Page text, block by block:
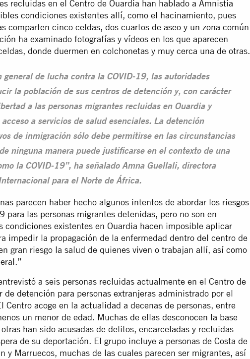
recluidas en el Centro de Ouardia han hablado a Amnistía
condiciones existentes allí, como el hacinamiento, pues
comparten cinco celdas, dos cuartos de aseo y un zona común
ha examinado fotografías y vídeos en los que aparecen
donde duermen en colchonetas y muy cerca una de otras.
general de lucha contra la COVID-19, las autoridades
la población de sus centros de detención y, con carácter
a las personas migrantes recluidas en Ouardia y
a servicios de salud esenciales. La detención
de inmigración sólo debe permitirse en las circunstancias
ninguna manera puede justificarse en el contexto de una
la COVID-19”, ha señalado Amna Guellali, directora
para el Norte de África.
parecen haber hecho algunos intentos de abordar los riesgos
para las personas migrantes detenidas, pero no son en
condiciones existentes en Ouardia hacen imposible aplicar
impedir la propagación de la enfermedad dentro del centro de
gran riesgo la salud de quienes viven o trabajan allí, así como
a seis personas recluidas actualmente en el Centro de
de detención para personas extranjeras administrado por el
acoge en la actualidad a decenas de personas, entre
un menor de edad. Muchas de ellas desconocen la base
otras han sido acusadas de delitos, encarceladas y recluidas
de su deportación. El grupo incluye a personas de Costa de
y Marruecos, muchas de las cuales parecen ser migrantes, así